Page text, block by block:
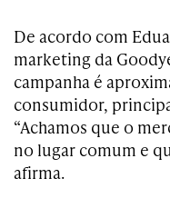
De acordo com
marketing da
campanha é
consumidor,
“Achamos que o
no lugar comum e
afirma.